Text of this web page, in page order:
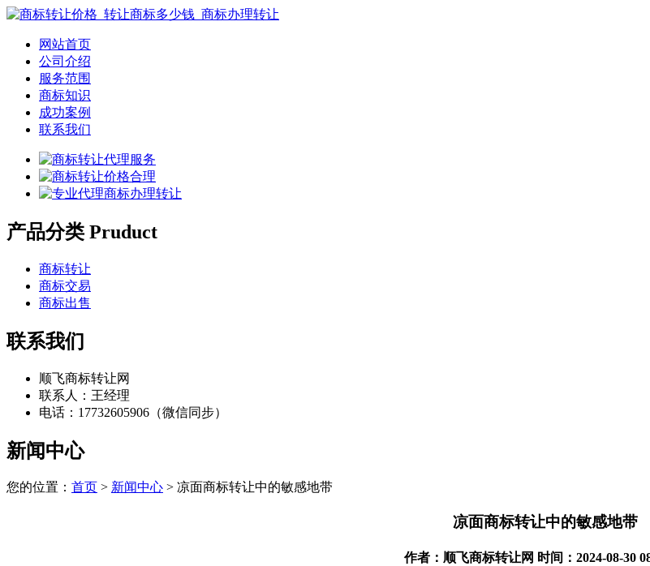
网站首页
公司介绍
服务范围
商标知识
成功案例
联系我们
产品分类 Pruduct
商标转让
商标交易
商标出售
联系我们
顺飞商标转让网
联系人：王经理
电话：17732605906（微信同步）
新闻中心
您的位置： 首页 > 新闻中心 > 凉面商标转让中的敏感地带
凉面商标转让中的敏感地带
作者：顺飞商标转让网 时间：2024-08-30